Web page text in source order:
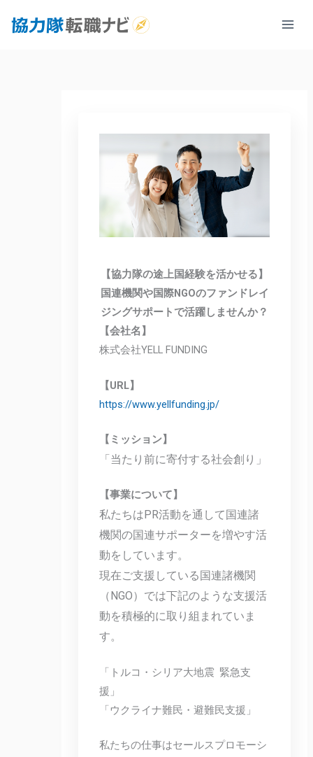
【協力隊の途上国経験を活かせる】
国連機関や国際NGOのファンドレイ
ジングサポートで活躍しませんか？
【会社名】
株式会社YELL FUNDING
【URL】
https://www.yellfunding.jp/
【ミッション】
「当たり前に寄付する社会創り」
【事業について】
私たちはPR活動を通して国連諸
機関の国連サポーターを増やす活
動をしています。
現在ご支援している国連諸機関
（NGO）では下記のような支援活
動を積極的に取り組まれていま
す。
「トルコ・シリア大地震 緊急支
援」
「ウクライナ難民・避難民支援」
私たちの仕事はセールスプロモーシ